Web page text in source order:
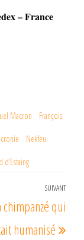
– France
Macron François
Nekfeu
d’Estaing
SUIVANT
qui
humanisé